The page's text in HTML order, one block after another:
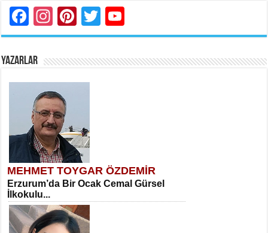
Facebook
Instagram
Pinterest
Twitter
YAZARLAR
MEHMET TOYGAR ÖZDEMİR
Erzurum’da Bir Ocak Cemal Gürsel
İlkokulu...